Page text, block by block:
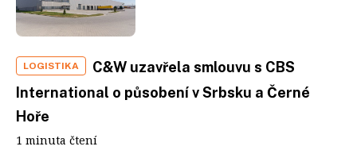
LOGISTIKA
C&W uzavřela smlouvu s CBS
International o působení v Srbsku a Černé
Hoře
1 minuta čtení